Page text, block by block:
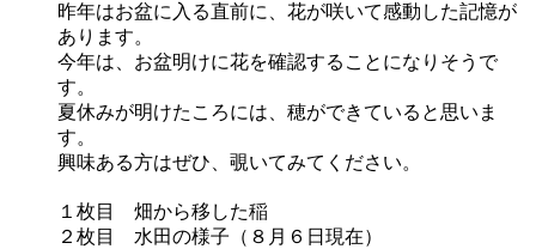
昨年はお盆に入る直前に、花が咲いて感動した記憶が
あります。
今年は、お盆明けに花を確認することになりそうで
す。
夏休みが明けたころには、穂ができていると思いま
す。
興味ある方はぜひ、覗いてみてください。
１枚目 畑から移した稲
２枚目 水田の様子（８月６日現在）